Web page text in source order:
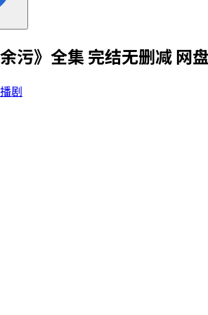
余污》全集 完结无删减 网
剧